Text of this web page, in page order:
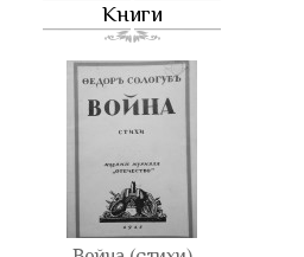
Книги